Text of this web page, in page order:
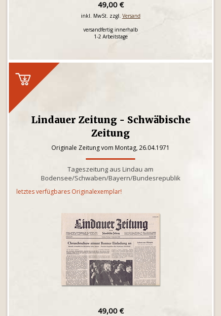
49,00 €
inkl. MwSt. zzgl. Versand
versandfertig innerhalb
1-2 Arbeitstage
Lindauer Zeitung - Schwäbische
Zeitung
Originale Zeitung vom Montag, 26.04.1971
Tageszeitung aus Lindau am
Bodensee/Schwaben/Bayern/Bundesrepublik
letztes verfügbares Originalexemplar!
49,00 €